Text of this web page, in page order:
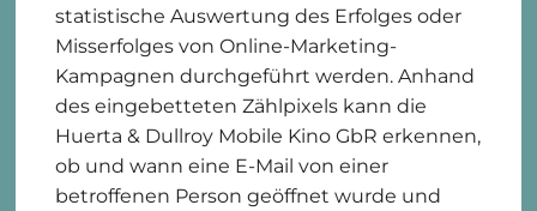
statistische Auswertung des Erfolges oder
Misserfolges von Online-Marketing-
Kampagnen durchgeführt werden. Anhand
des eingebetteten Zählpixels kann die
Huerta & Dullroy Mobile Kino GbR erkennen,
ob und wann eine E-Mail von einer
betroffenen Person geöffnet wurde und